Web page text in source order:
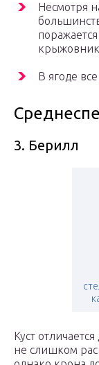
Несмотря
В ягоде
3. Берилл
Куст
не слишком